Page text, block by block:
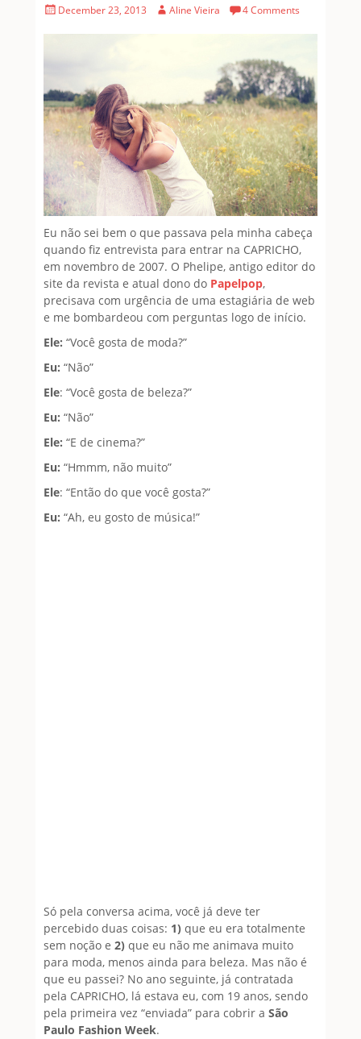
PostedDecember 23, 2013 Author
Aline Vieira 4 Comments
Eu não sei bem o que passava pela minha cabeça
quando fiz entrevista para entrar na CAPRICHO,
em novembro de 2007. O Phelipe, antigo editor do
site da revista e atual dono do Papelpop,
precisava com urgência de uma estagiária de web
e me bombardeou com perguntas logo de início.
Ele: “Você gosta de moda?”
Eu: “Não”
Ele: “Você gosta de beleza?”
Eu: “Não”
Ele: “E de cinema?”
Eu: “Hmmm, não muito”
Ele: “Então do que você gosta?”
Eu: “Ah, eu gosto de música!”
Só pela conversa acima, você já deve ter
percebido duas coisas: 1) que eu era totalmente
sem noção e 2) que eu não me animava muito
para moda, menos ainda para beleza. Mas não é
que eu passei? No ano seguinte, já contratada
pela CAPRICHO, lá estava eu, com 19 anos, sendo
pela primeira vez “enviada” para cobrir a São
Paulo Fashion Week.